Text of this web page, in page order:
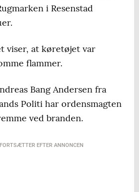
i Resenstad
viser, at køretøjet var
flammer.
Bang Andersen fra
Politi har ordensmagten
ved branden.
EFTER ANNONCEN